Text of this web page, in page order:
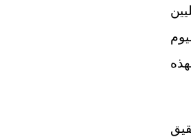
اليوم